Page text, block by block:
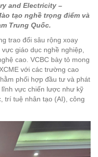
and Electricity –
tạo nghề trọng điểm và
Trung Quốc.
trao đổi sâu rộng xoay
giáo dục nghề nghiệp,
cao. VCBC bày tỏ mong
với các trường cao
phối hợp đầu tư và phát
vực chiến lược như kỹ
trí tuệ nhân tạo (AI), công